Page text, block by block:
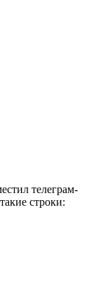
телеграм-
строки: